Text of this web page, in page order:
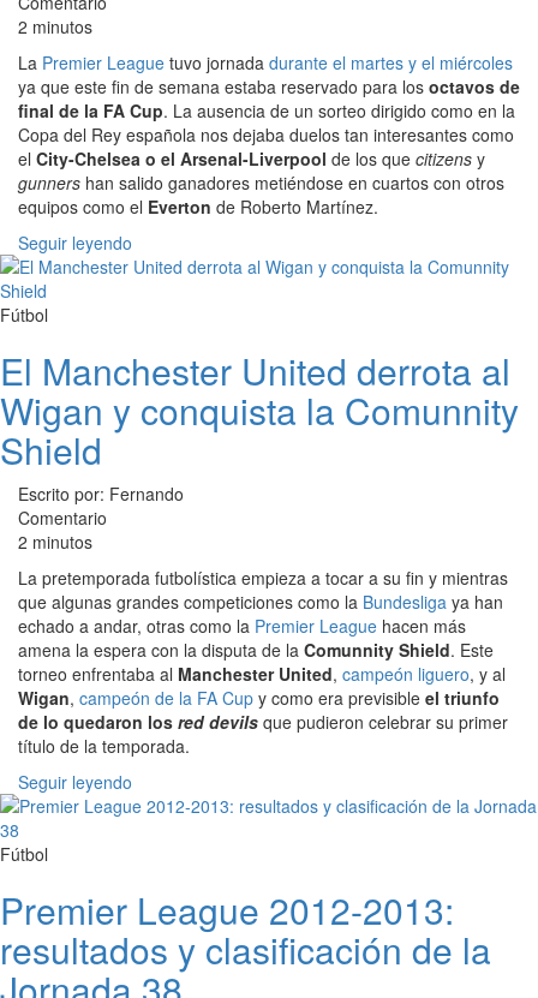
2 minutos
La Premier League tuvo jornada durante el martes y el miércoles
ya que este fin de semana estaba reservado para los octavos de
final de la FA Cup. La ausencia de un sorteo dirigido como en la
Copa del Rey española nos dejaba duelos tan interesantes como
el City-Chelsea o el Arsenal-Liverpool de los que citizens y
gunners han salido ganadores metiéndose en cuartos con otros
equipos como el Everton de Roberto Martínez.
Seguir leyendo
Fútbol
El Manchester United derrota al
Wigan y conquista la Comunnity
Shield
Escrito por: Fernando
Comentario
2 minutos
La pretemporada futbolística empieza a tocar a su fin y mientras
que algunas grandes competiciones como la Bundesliga ya han
echado a andar, otras como la Premier League hacen más
amena la espera con la disputa de la Comunnity Shield. Este
torneo enfrentaba al Manchester United, campeón liguero, y al
Wigan, campeón de la FA Cup y como era previsible el triunfo
de lo quedaron los red devils que pudieron celebrar su primer
título de la temporada.
Seguir leyendo
Fútbol
Premier League 2012-2013:
resultados y clasificación de la